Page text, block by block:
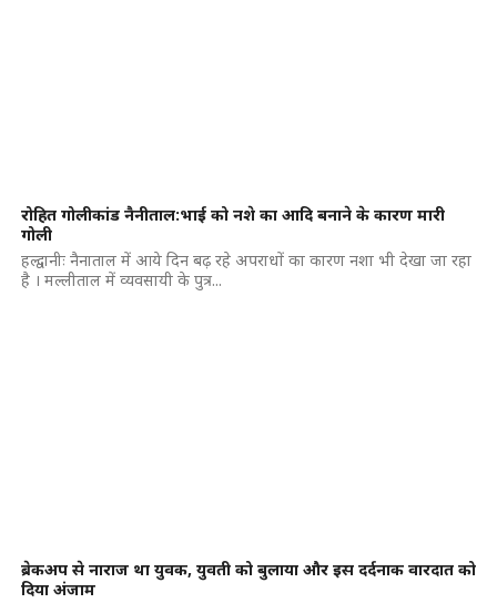
रोहित गोलीकांड नैनीताल:भाई को नशे का आदि बनाने के कारण मारी
गोली
हल्द्वानीः नैनाताल में आये दिन बढ़ रहे अपराधों का कारण नशा भी देखा जा रहा
है । मल्लीताल में व्यवसायी के पुत्र...
ब्रेकअप से नाराज था युवक, युवती को बुलाया और इस दर्दनाक वारदात को
दिया अंजाम